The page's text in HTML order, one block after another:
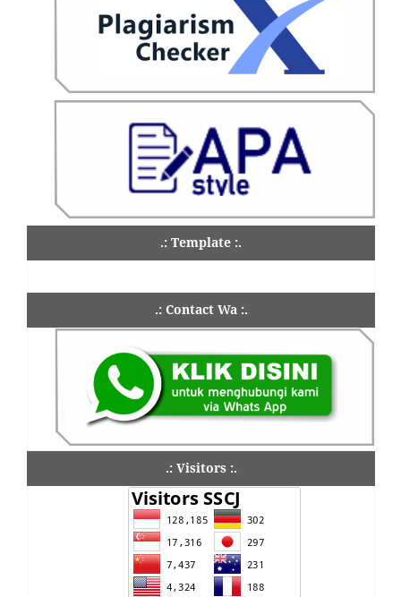
.: Template :.
.: Contact Wa :.
.: Visitors :.